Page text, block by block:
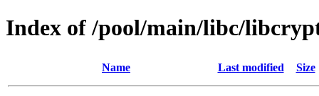
Index of /pool/main/libc/
Name Last modified Size